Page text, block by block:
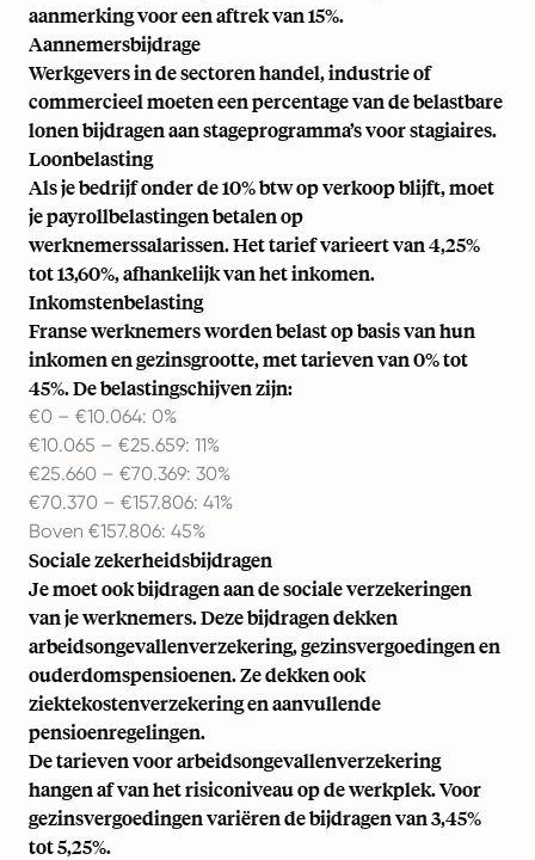
aanmerking voor een aftrek van 15%.
Aannemersbijdrage
Werkgevers in de sectoren handel, industrie of
commercieel moeten een percentage van de belastbare
lonen bijdragen aan stageprogramma’s voor stagiaires.
Loonbelasting
Als je bedrijf onder de 10% btw op verkoop blijft, moet
je payrollbelastingen betalen op
werknemerssalarissen. Het tarief varieert van 4,25%
tot 13,60%, afhankelijk van het inkomen.
Inkomstenbelasting
Franse werknemers worden belast op basis van hun
inkomen en gezinsgrootte, met tarieven van 0% tot
45%. De belastingschijven zijn:
€0 – €10.064: 0%
€10.065 – €25.659: 11%
€25.660 – €70.369: 30%
€70.370 – €157.806: 41%
Boven €157.806: 45%
Sociale zekerheidsbijdragen
Je moet ook bijdragen aan de sociale verzekeringen
van je werknemers. Deze bijdragen dekken
arbeidsongevallenverzekering, gezinsvergoedingen en
ouderdomspensioenen. Ze dekken ook
ziektekostenverzekering en aanvullende
pensioenregelingen.
De tarieven voor arbeidsongevallenverzekering
hangen af van het risiconiveau op de werkplek. Voor
gezinsvergoedingen variëren de bijdragen van 3,45%
tot 5,25%.